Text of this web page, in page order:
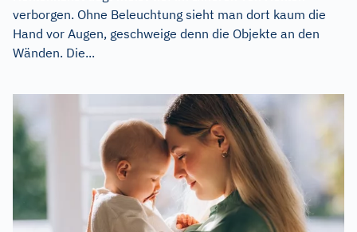
verborgen. Ohne Beleuchtung sieht man dort kaum die
Hand vor Augen, geschweige denn die Objekte an den
Wänden. Die...